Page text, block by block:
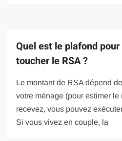
Quel est le plafond
toucher le RSA ?
Le montant de RSA dépend
votre ménage (pour estimer le
recevez, vous pouvez
Si vous vivez en couple, la